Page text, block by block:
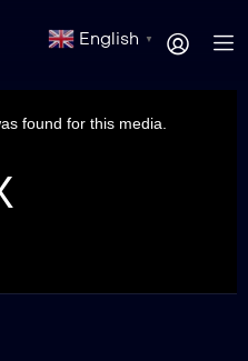
English ▼
found for this media.